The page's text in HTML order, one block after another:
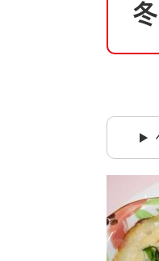
防災・防犯
自然・環境・
男女共同参画
道路・河川・